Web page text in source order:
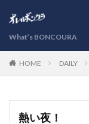
What’s BONCOURA
HOME DAILY
熱い夜！
カテゴリー